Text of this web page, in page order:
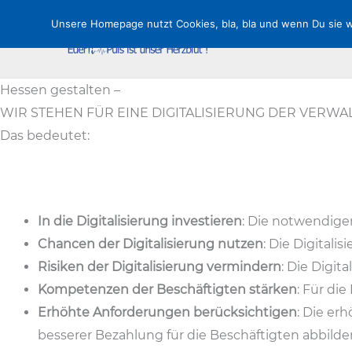
Hessen gestalten –
WIR STEHEN FÜR EINE DIGITALISIERUNG DER
Das bedeutet:
In die Digitalisierung investieren: Die
Chancen der Digitalisierung nutzen: Die
Risiken der Digitalisierung vermindern: Die
Kompetenzen der Beschäftigten stärken: Für
Erhöhte Anforderungen berücksichtigen: Die
besserer Bezahlung für die Beschäftigten
Unsere Homepage nutzt Cookies, bla, bla und wenn Du